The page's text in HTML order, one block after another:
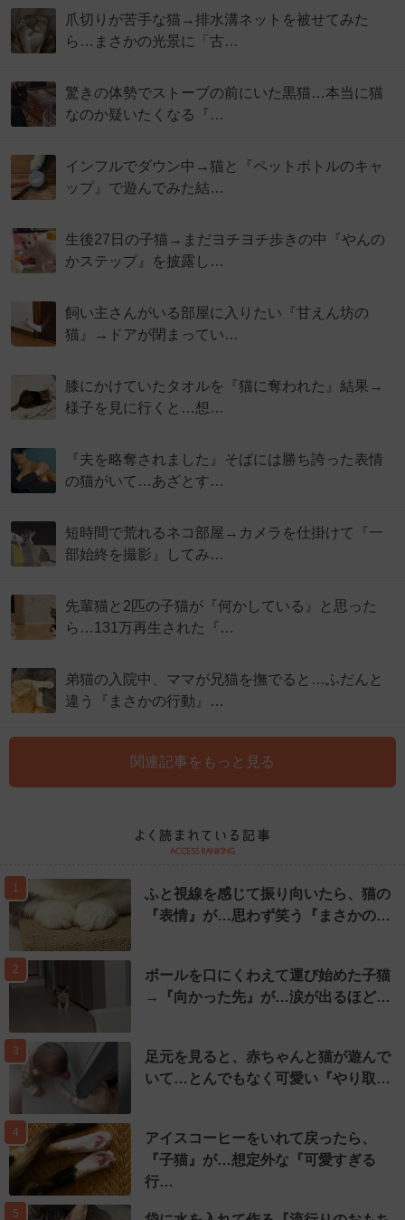
爪切りが苦手な猫→排水溝ネットを被せてみた
ら…まさかの光景に「古…
驚きの体勢でストーブの前にいた黒猫…本当に猫
なのか疑いたくなる『…
インフルでダウン中→猫と『ペットボトルのキャ
ップ』で遊んでみた結…
生後27日の子猫→まだヨチヨチ歩きの中『やんの
かステップ』を披露し…
飼い主さんがいる部屋に入りたい『甘えん坊の
猫』→ドアが閉まってい…
膝にかけていたタオルを『猫に奪われた』結果→
様子を見に行くと…想…
『夫を略奪されました』そばには勝ち誇った表情
の猫がいて…あざとす…
短時間で荒れるネコ部屋→カメラを仕掛けて『一
部始終を撮影』してみ…
先輩猫と2匹の子猫が『何かしている』と思った
ら…131万再生された『…
弟猫の入院中、ママが兄猫を撫でると…ふだんと
違う『まさかの行動』…
関連記事をもっと見る
1
ふと視線を感じて振り向いたら、猫の
『表情』が…思わず笑う『まさかの…
2
ボールを口にくわえて運び始めた子猫
→『向かった先』が…涙が出るほど…
3
足元を見ると、赤ちゃんと猫が遊んで
いて…とんでもなく可愛い『やり取…
4
アイスコーヒーをいれて戻ったら、
『子猫』が…想定外な『可愛すぎる
行…
5